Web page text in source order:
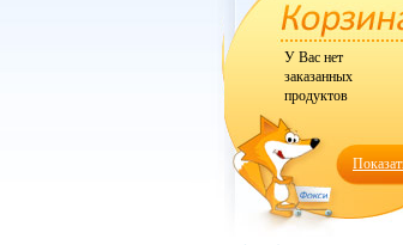
У Вас нет
заказанных
продуктов